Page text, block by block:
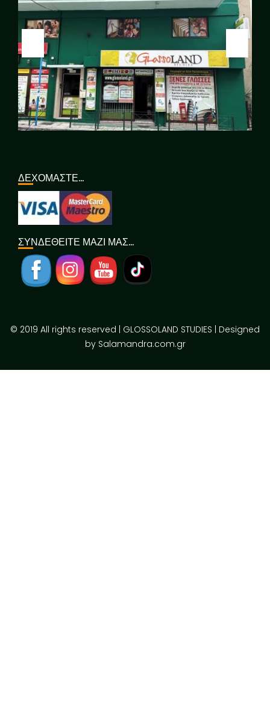
ΔΕΧΟΜΑΣΤΕ…
ΣΥΝΔΕΘΕΙΤΕ ΜΑΖΙ ΜΑΣ…
© 2019 All rights reserved | GLOSSOLAND STUDIES | Designed
by Salamandra.com.gr